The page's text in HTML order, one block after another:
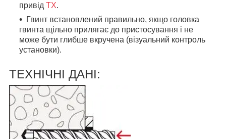
привід TX.
Гвинт встановлений правильно, якщо головка
гвинта щільно прилягає до пристосування і не
може бути глибше вкручена (візуальний контроль
установки).
ТЕХНІЧНІ ДАНІ: